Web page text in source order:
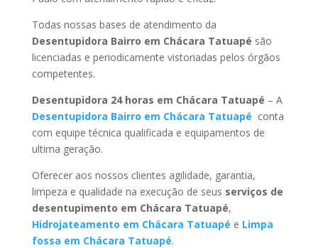
Todas nossas bases de atendimento da
Desentupidora Bairro em Chácara Tatuapé são
licenciadas e periodicamente vistoriadas pelos órgãos
competentes.
Desentupidora 24 horas em Chácara Tatuapé – A
Desentupidora Bairro em Chácara Tatuapé conta
com equipe técnica qualificada e equipamentos de
ultima geração.
Oferecer aos nossos clientes agilidade, garantia,
limpeza e qualidade na execução de seus serviços de
desentupimento em Chácara Tatuapé,
Hidrojateamento em Chácara Tatuapé e Limpa
fossa em Chácara Tatuapé.